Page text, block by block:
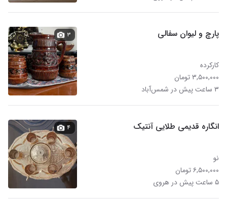
پارچ و لیوان سفالی
کارکرده
۳,۵۰۰,۰۰۰ تومان
۳ ساعت پیش در شمس‌آباد
۳
انگاره قدیمی طلایی آنتیک
نو
۶,۵۰۰,۰۰۰ تومان
۵ ساعت پیش در هروی
۴